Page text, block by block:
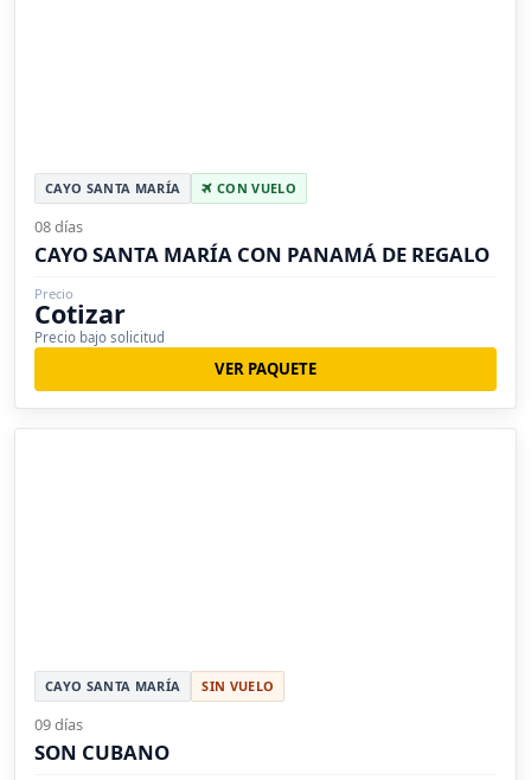
CAYO SANTA MARÍA CON VUELO
08 días
CAYO SANTA MARÍA CON PANAMÁ DE REGALO
Precio
Cotizar
Precio bajo solicitud
VER PAQUETE
CAYO SANTA MARÍA SIN VUELO
09 días
SON CUBANO